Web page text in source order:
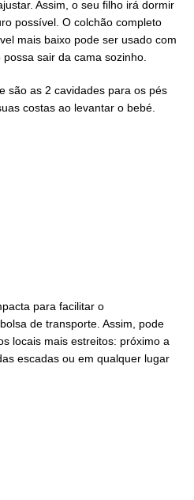
Assim, o seu filho irá dormir
possível. O colchão completo
mais baixo pode ser usado com
sair da cama sozinho.
são as 2 cavidades para os pés
costas ao levantar o bebé.
para facilitar o
de transporte. Assim, pode
locais mais estreitos: próximo a
escadas ou em qualquer lugar